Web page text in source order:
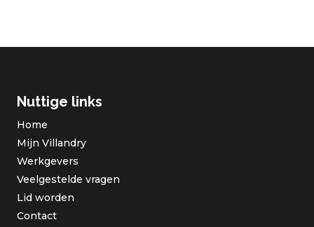
Nuttige links
Home
Mijn Villandry
Werkgevers
Veelgestelde vragen
Lid worden
Contact